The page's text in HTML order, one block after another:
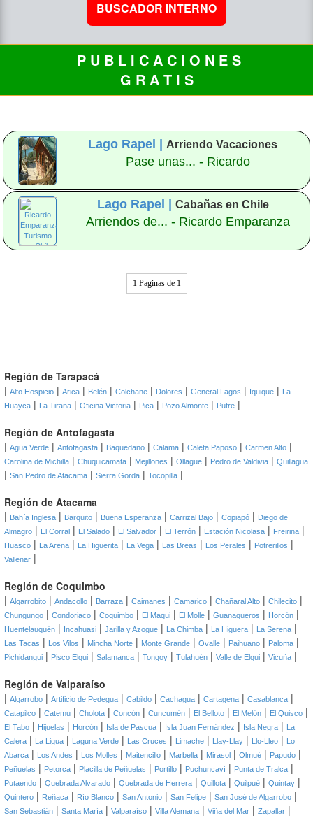
P U B L I C A C I O N E S
G R A T I S
Lago Rapel |Arriendo Vacaciones
Pase unas... - Ricardo
Lago Rapel | Cabañas en Chile
Arriendos de... - Ricardo Emparanza
1 Paginas de 1
Región de Tarapacá
| Alto Hospicio | Arica | Belén | Colchane | Dolores | General Lagos | Iquique |
La
Huayca | La Tirana | Oficina Victoria | Pica | Pozo Almonte | Putre |
Región de Antofagasta
| Agua Verde | Antofagasta | Baquedano | Calama | Caleta Paposo | Carmen Alto |
Carolina de Michilla | Chuquicamata | Mejillones | Ollague | Pedro de Valdivia | Quillagua
| San Pedro de Atacama | Sierra Gorda | Tocopilla |
Región de Atacama
| Bahía Inglesa | Barquito | Buena Esperanza | Carrizal Bajo | Copiapó | Diego de
Almagro | El Corral | El Salado | El Salvador | El Terrón | Estación Nicolasa | Freirina |
Huasco | La Arena | La Higuerita | La Vega | Las Breas | Los Perales | Potrerillos |
Vallenar |
Región de Coquimbo
| Algarrobito | Andacollo | Barraza | Caimanes | Camarico | Chañaral Alto | Chilecito |
Chungungo | Condoriaco | Coquimbo | El Maqui | El Molle | Guanaqueros | Horcón |
Huentelauquén | Incahuasi | Jarilla y Azogue | La Chimba | La Higuera | La Serena |
Las Tacas | Los Vilos | Mincha Norte | Monte Grande | Ovalle | Paihuano | Paloma |
Pichidangui | Pisco Elqui | Salamanca | Tongoy | Tulahuén | Valle de Elqui | Vicuña |
Región de Valparaíso
| Algarrobo | Artificio de Pedegua | Cabildo | Cachagua | Cartagena | Casablanca |
Catapilco | Catemu | Cholota | Concón | Cuncumén | El Belloto | El Melón | El Quisco |
El Tabo | Hijuelas | Horcón | Isla de Pascua | Isla Juan Fernández | Isla Negra |
La
Calera | La Ligua | Laguna Verde | Las Cruces | Limache | Llay-Llay | Llo-Lleo |
Lo
Abarca | Los Andes | Los Molles | Maitencillo | Marbella | Mirasol | Olmué | Papudo |
Peñuelas | Petorca | Placilla de Peñuelas | Portillo | Puchuncaví | Punta de Tralca |
Putaendo | Quebrada Alvarado | Quebrada de Herrera | Quillota | Quilpué | Quintay |
Quintero | Reñaca | Río Blanco | San Antonio | San Felipe | San José de Algarrobo |
San Sebastián | Santa María | Valparaíso | Villa Alemana | Viña del Mar | Zapallar |